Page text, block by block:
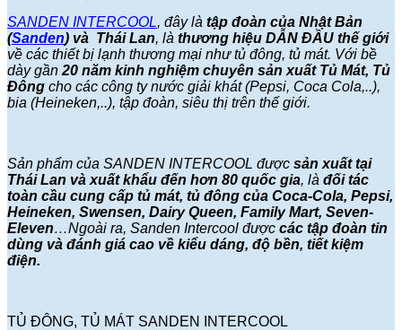
SANDEN INTERCOOL, đây là tập đoàn của Nhật Bản
(Sanden) và Thái Lan, là thương hiệu DẪN ĐẦU thế giới
về các thiết bị lạnh thương mại như tủ đông, tủ mát. Với bề
dày gần 20 năm kinh nghiệm chuyên sản xuất Tủ Mát, Tủ
Đông cho các công ty nước giải khát (Pepsi, Coca Cola,..),
bia (Heineken,..), tập đoàn, siêu thị trên thế giới.
Sản phẩm của SANDEN INTERCOOL được sản xuất tại
Thái Lan và xuất khẩu đến hơn 80 quốc gia, là đối tác
toàn cầu cung cấp tủ mát, tủ đông của Coca-Cola, Pepsi,
Heineken, Swensen, Dairy Queen, Family Mart, Seven-
Eleven…Ngoài ra, Sanden Intercool được các tập đoàn tin
dùng và đánh giá cao về kiểu dáng, độ bền, tiết kiệm
điện.
TỦ ĐÔNG, TỦ MÁT SANDEN INTERCOOL